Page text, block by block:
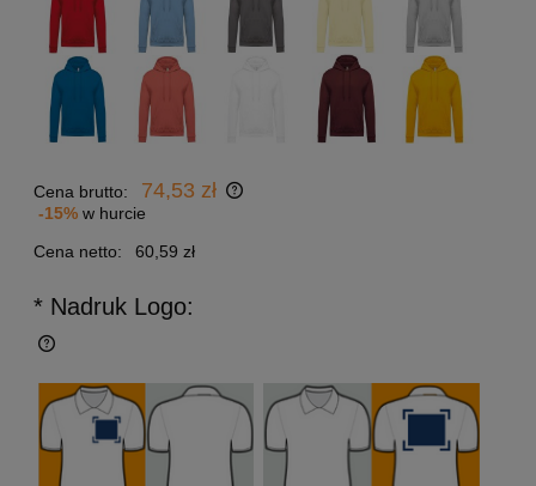
Cena brutto: 74,53 zł
-15% w hurcie
Cena netto:
60,59 zł
* Nadruk Logo: